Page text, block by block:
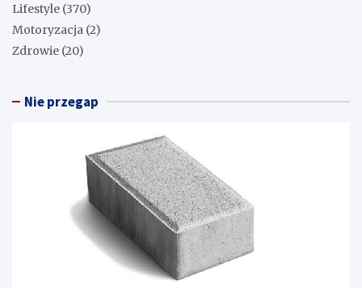
Lifestyle (370)
Motoryzacja (2)
Zdrowie (20)
Nie przegap